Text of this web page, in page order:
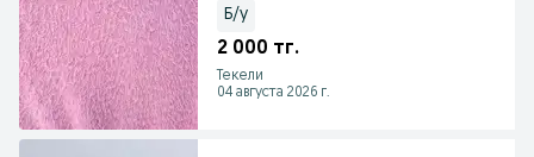
Б/у
2 000 тг.
Текели
04 августа 2026 г.